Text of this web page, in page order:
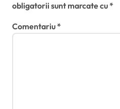
obligatorii sunt marcate cu*
Comentariu*